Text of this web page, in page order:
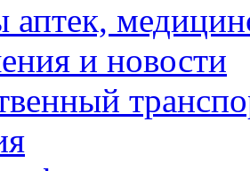
аптек,
и новости